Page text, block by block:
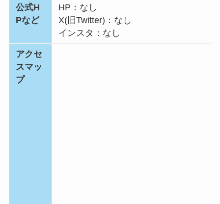
公式H
Pなど
HP：なし
X(旧Twitter)：なし
インスタ：なし
アクセ
スマッ
プ